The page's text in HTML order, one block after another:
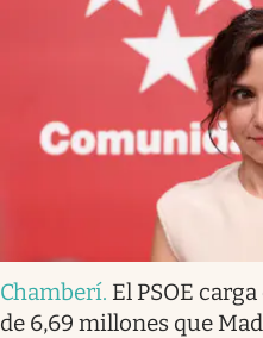
Chamberí. El PSOE
de 6,69 millones que